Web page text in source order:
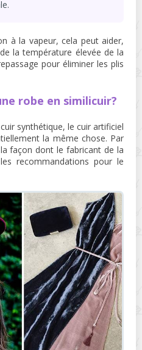
à la vapeur, cela peut aider,
la température élevée de la
pour éliminer les plis
robe en similicuir?
synthétique, le cuir artificiel
la même chose. Par
façon dont le fabricant de la
recommandations pour le